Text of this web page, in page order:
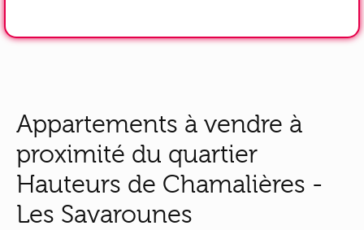
Appartements à vendre à
proximité du quartier
Hauteurs de Chamalières -
Les Savarounes